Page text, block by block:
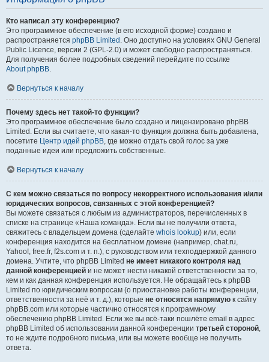
Кто написал эту конференцию?
Это программное обеспечение (в его исходной форме) создано и
распространяется phpBB Limited . Оно доступно на условиях GNU General
Public Licence, версии 2 (GPL-2.0) и может свободно распространяться.
Для получения более подробных сведений перейдите по ссылке
About phpBB.
Вернуться к началу
Почему здесь нет такой-то функции?
Это программное обеспечение было создано и лицензировано phpBB
Limited. Если вы считаете, что какая-то функция должна быть добавлена,
посетите Центр идей phpBB, где можно отдать свой голос за уже
поданные идеи или предложить собственные.
Вернуться к началу
С кем можно связаться по вопросу некорректного использования и/или
юридических вопросов, связанных с этой конференцией?
Вы можете связаться с любым из администраторов, перечисленных в
списке на странице «Наша команда». Если вы не получили ответа,
свяжитесь с владельцем домена (сделайте whois lookup) или, если
конференция находится на бесплатном домене (например, chat.ru,
Yahoo!, free.fr, f2s.com и т. п.), с руководством или техподдержкой данного
домена. Учтите, что phpBB Limited не имеет никакого контроля над
данной конференцией и не может нести никакой ответственности за то,
кем и как данная конференция используется. Не обращайтесь к phpBB
Limited по юридическим вопросам (о приостановке работы конференции,
ответственности за неё и т. д.), которые не относятся напрямую к сайту
phpBB.com или которые частично относятся к программному
обеспечению phpBB Limited. Если же вы всё-таки пошлёте email в адрес
phpBB Limited об использовании данной конференции третьей стороной,
то не ждите подробного письма, или вы можете вообще не получить
ответа.